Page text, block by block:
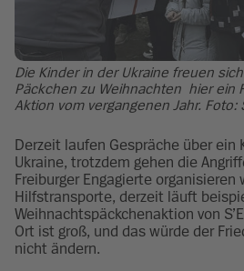
Die Kinder in der Ukraine freuen
Päckchen zu Weihnachten  hier ein
Aktion vom vergangenen Jahr. Foto:
Derzeit laufen Gespräche über ein
Ukraine, trotzdem gehen die
Freiburger Engagierte organisieren
Hilfstransporte, derzeit läuft
Weihnachtspäckchenaktion von
Ort ist groß, und das würde der
nicht ändern.